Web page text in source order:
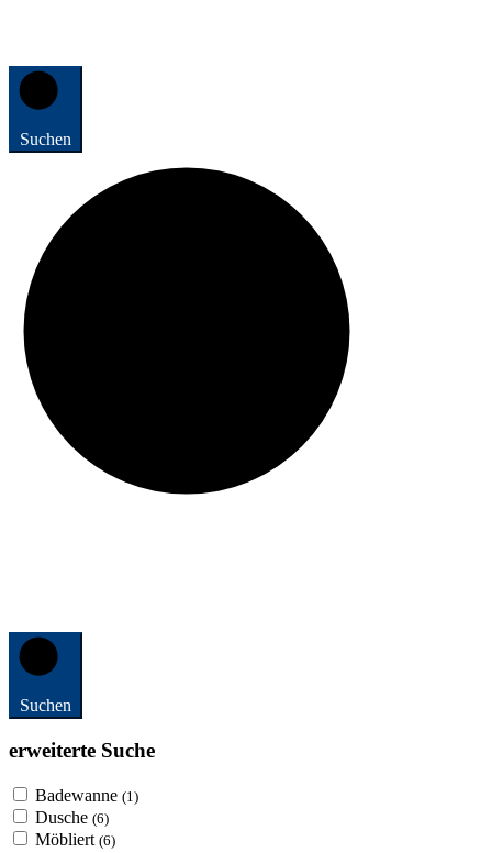
Suchen
Suchen
erweiterte Suche
Badewanne (1)
Dusche (6)
Möbliert (6)